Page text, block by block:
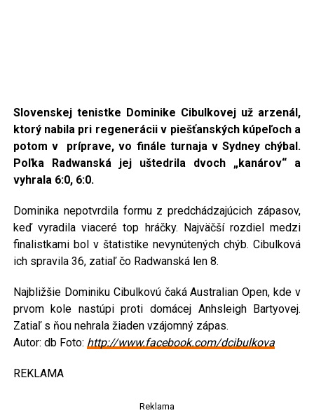
Slovenskej tenistke Dominike Cibulkovej už arzenál,
ktorý nabila pri regenerácii v piešťanských kúpeľoch a
potom v príprave, vo finále turnaja v Sydney chýbal.
Poľka Radwanská jej uštedrila dvoch „kanárov“ a
vyhrala 6:0, 6:0.
Dominika nepotvrdila formu z predchádzajúcich zápasov,
keď vyradila viaceré top hráčky. Najväčší rozdiel medzi
finalistkami bol v štatistike nevynútených chýb. Cibulková
ich spravila 36, zatiaľ čo Radwanská len 8.
Najbližšie Dominiku Cibulkovú čaká Australian Open, kde v
prvom kole nastúpi proti domácej Anhsleigh Bartyovej.
Zatiaľ s ňou nehrala žiaden vzájomný zápas.
Autor: db Foto: http://www.facebook.com/dcibulkova
REKLAMA
Reklama